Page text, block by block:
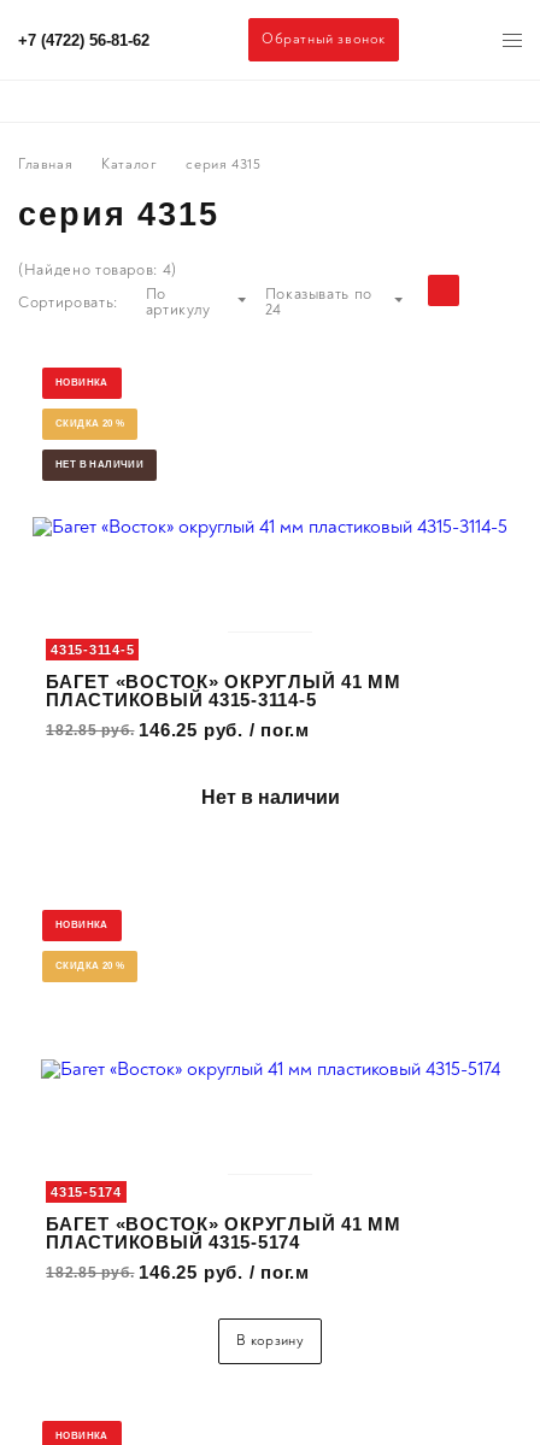
+7 (4722) 56-81-62 Обратный звонок
Главная Каталог серия 4315
серия 4315
(Найдено товаров: 4)
Сортировать:
По
артикулу
Показывать по
24
НОВИНКА
СКИДКА 20 %
НЕТ В НАЛИЧИИ
4315-3114-5
БАГЕТ «ВОСТОК» ОКРУГЛЫЙ 41 ММ
ПЛАСТИКОВЫЙ 4315-3114-5
182.85 руб. 146.25 руб. / пог.м
Нет в наличии
НОВИНКА
СКИДКА 20 %
4315-5174
БАГЕТ «ВОСТОК» ОКРУГЛЫЙ 41 ММ
ПЛАСТИКОВЫЙ 4315-5174
182.85 руб. 146.25 руб. / пог.м
В корзину
НОВИНКА